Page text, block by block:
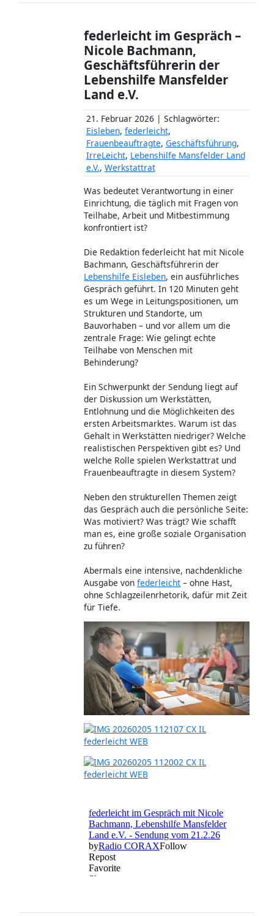
federleicht im Gespräch –
Nicole Bachmann,
Geschäftsführerin der
Lebenshilfe Mansfelder
Land e.V.
21. Februar 2026 | Schlagwörter:
Eisleben, federleicht,
Frauenbeauftragte, Geschäftsführung,
IrreLeicht, Lebenshilfe Mansfelder Land
e.V., Werkstattrat
Was bedeutet Verantwortung in einer
Einrichtung, die täglich mit Fragen von
Teilhabe, Arbeit und Mitbestimmung
konfrontiert ist?
Die Redaktion federleicht hat mit Nicole
Bachmann, Geschäftsführerin der
Lebenshilfe Eisleben, ein ausführliches
Gespräch geführt. In 120 Minuten geht
es um Wege in Leitungspositionen, um
Strukturen und Standorte, um
Bauvorhaben – und vor allem um die
zentrale Frage: Wie gelingt echte
Teilhabe von Menschen mit
Behinderung?
Ein Schwerpunkt der Sendung liegt auf
der Diskussion um Werkstätten,
Entlohnung und die Möglichkeiten des
ersten Arbeitsmarktes. Warum ist das
Gehalt in Werkstätten niedriger? Welche
realistischen Perspektiven gibt es? Und
welche Rolle spielen Werkstattrat und
Frauenbeauftragte in diesem System?
Neben den strukturellen Themen zeigt
das Gespräch auch die persönliche Seite:
Was motiviert? Was trägt? Wie schafft
man es, eine große soziale Organisation
zu führen?
Abermals eine intensive, nachdenkliche
Ausgabe vonfederleicht – ohne Hast,
ohne Schlagzeilenrhetorik, dafür mit Zeit
für Tiefe.